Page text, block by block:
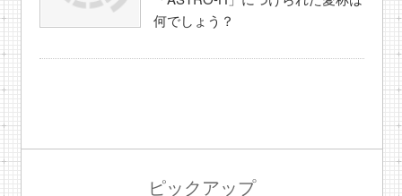
何でしょう？
ピックアップ